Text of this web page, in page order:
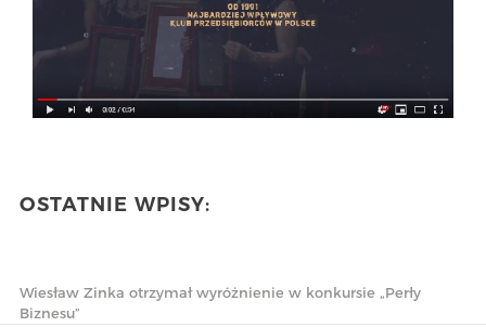
OSTATNIE WPISY:
Wiesław Zinka otrzymał wyróżnienie w konkursie „Perły
Biznesu”